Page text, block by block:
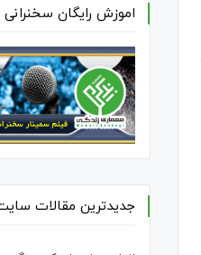
اموزش رایگان
جدیدترین مقالات